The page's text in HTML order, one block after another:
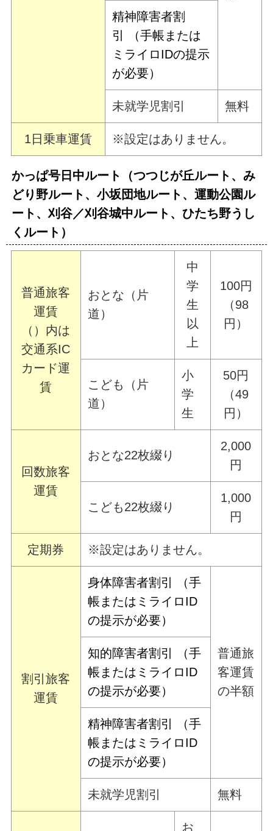
精神障害者割
引 （手帳または
ミライロIDの提示
が必要）
未就学児割引 無料
1日乗車運賃 ※設定はありません。
かっぱ号日中ルート（つつじが丘ルート、み
どり野ルート、小坂団地ルート、運動公園ル
ート、刈谷／刈谷城中ルート、ひたち野うし
くルート）
普通旅客
運賃
（）内は
交通系IC
カード運
賃
おとな（片
道）
中
学
生
以
上
100円
（98
円）
こども（片
道）
小
学
生
50円
（49
円）
回数旅客
運賃
おとな22枚綴り
2,000
円
こども22枚綴り
1,000
円
定期券 ※設定はありません。
割引旅客
運賃
身体障害者割引 （手
帳またはミライロID
の提示が必要）
普通旅
客運賃
の半額
知的障害者割引 （手
帳またはミライロID
の提示が必要）
精神障害者割引 （手
帳またはミライロID
の提示が必要）
未就学児割引 無料
お